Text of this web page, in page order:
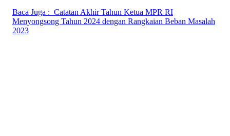
Baca Juga : Catatan Akhir Tahun Ketua MPR RI
Menyongsong Tahun 2024 dengan Rangkaian Beban Masalah
2023